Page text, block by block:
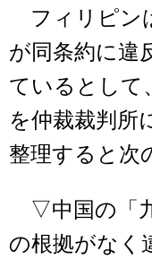
フィリピン
が同条約に違
ているとして
を仲裁裁判所
整理すると次
▽中国の「
の根拠がなく